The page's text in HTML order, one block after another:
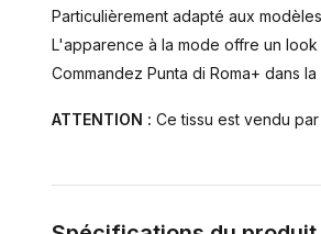
Particulièrement adapté aux
L'apparence à la mode offre un look
Commandez Punta di Roma+ dans
ATTENTION : Ce tissu est vendu